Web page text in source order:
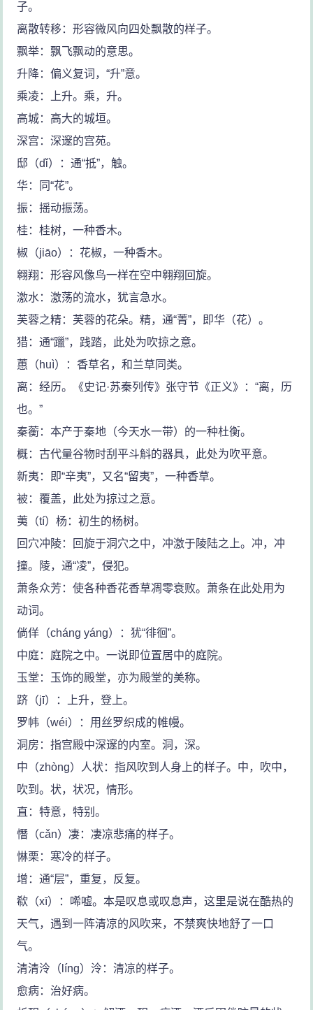
子。
离散转移：形容微风向四处飘散的样子。
飘举：飘飞飘动的意思。
升降：偏义复词，“升”意。
乘凌：上升。乘，升。
高城：高大的城垣。
深宫：深邃的宫苑。
邸（dǐ）：通“抵”，触。
华：同“花”。
振：摇动振荡。
桂：桂树，一种香木。
椒（jiāo）：花椒，一种香木。
翱翔：形容风像鸟一样在空中翱翔回旋。
激水：激荡的流水，犹言急水。
芙蓉之精：芙蓉的花朵。精，通“菁”，即华（花）。
猎：通“躐”，践踏，此处为吹掠之意。
蕙（huì）：香草名，和兰草同类。
离：经历。《史记·苏秦列传》张守节《正义》：“离，历
也。”
秦蘅：本产于秦地（今天水一带）的一种杜衡。
概：古代量谷物时刮平斗斛的器具，此处为吹平意。
新夷：即“辛夷”，又名“留夷”，一种香草。
被：覆盖，此处为掠过之意。
荑（tí）杨：初生的杨树。
回穴冲陵：回旋于洞穴之中，冲激于陵陆之上。冲，冲
撞。陵，通“凌”，侵犯。
萧条众芳：使各种香花香草凋零衰败。萧条在此处用为
动词。
倘佯（cháng yáng）：犹“徘徊”。
中庭：庭院之中。一说即位置居中的庭院。
玉堂：玉饰的殿堂，亦为殿堂的美称。
跻（jī）：上升，登上。
罗帏（wéi）：用丝罗织成的帷幔。
洞房：指宫殿中深邃的内室。洞，深。
中（zhòng）人状：指风吹到人身上的样子。中，吹中，
吹到。状，状况，情形。
直：特意，特别。
憯（cǎn）凄：凄凉悲痛的样子。
惏栗：寒冷的样子。
增：通“层”，重复，反复。
欷（xī）：唏嘘。本是叹息或叹息声，这里是说在酷热的
天气，遇到一阵清凉的风吹来，不禁爽快地舒了一口
气。
清清泠（líng）泠：清凉的样子。
愈病：治好病。